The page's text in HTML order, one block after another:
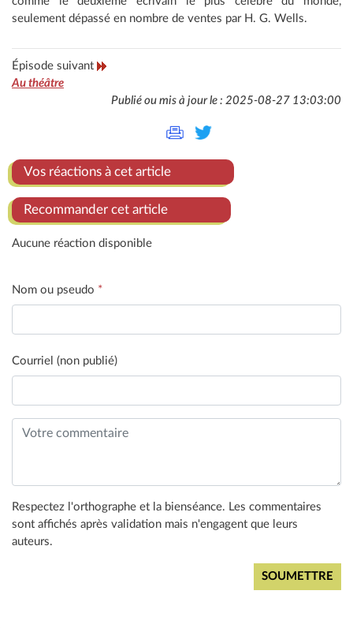
seulement dépassé en nombre de ventes par H. G. Wells.
Épisode suivant
Au théâtre
Publié ou mis à jour le : 2025-08-27 13:03:00
Vos réactions à cet article
Recommander cet article
Aucune réaction disponible
Nom ou pseudo *
Courriel (non publié)
Respectez l'orthographe et la bienséance. Les commentaires
sont affichés après validation mais n'engagent que leurs
auteurs.